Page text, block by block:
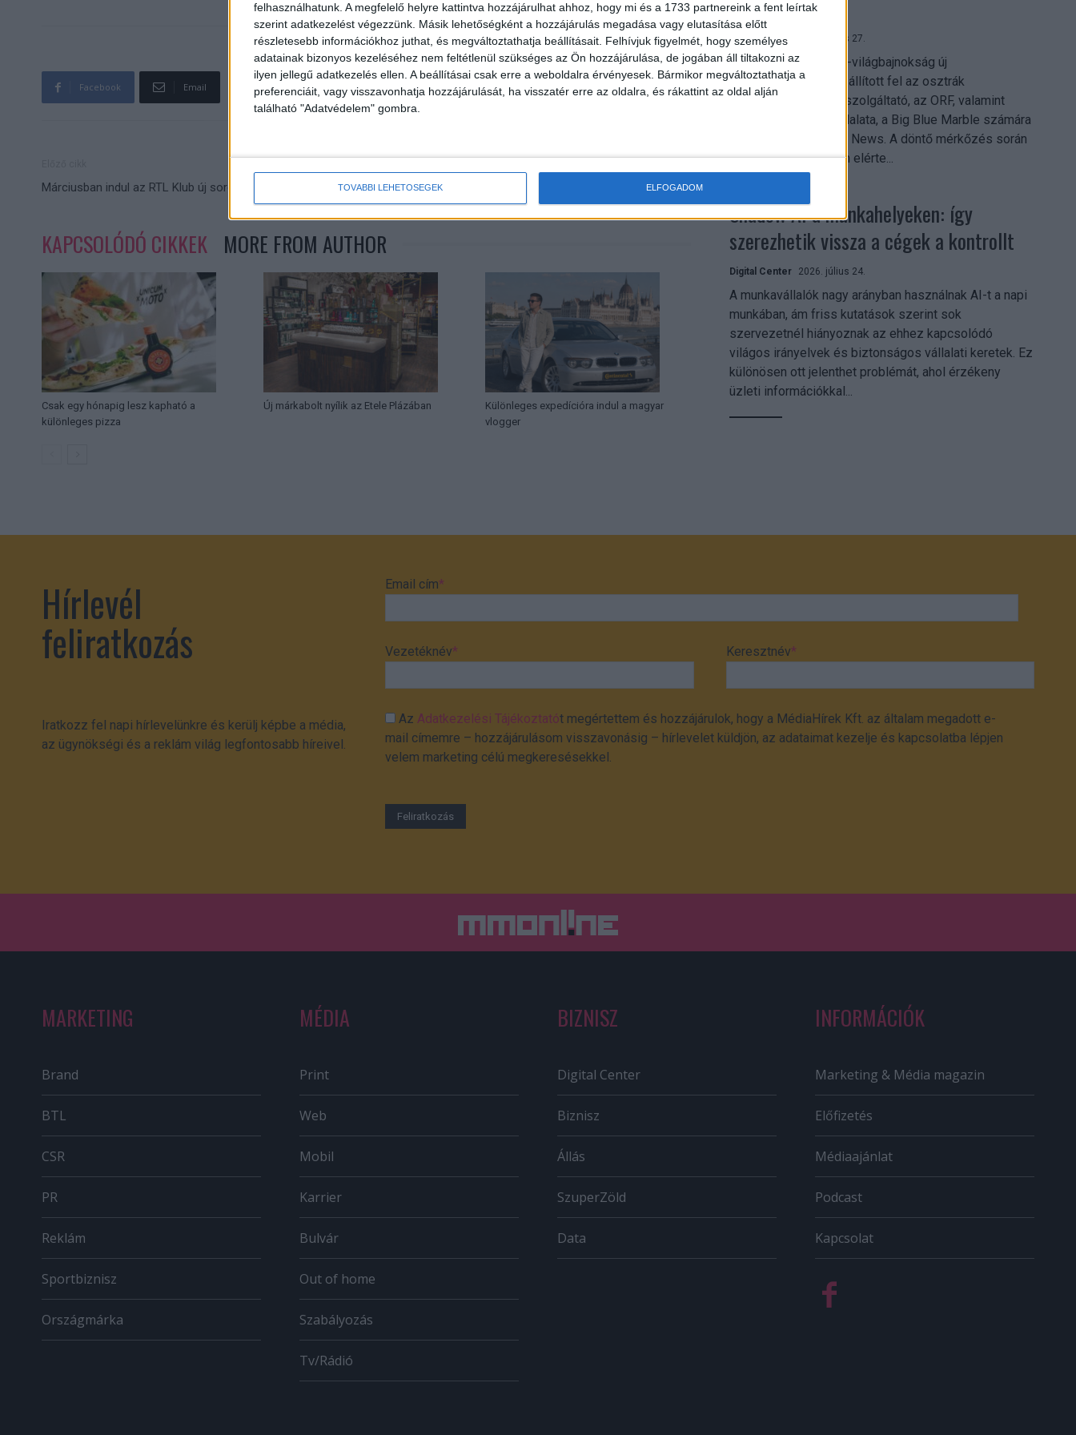
felhasználhatunk. A megfelelő helyre kattintva hozzájárulhat ahhoz, hogy mi és a 1733 partnereink a fent leírtak
szerint adatkezelést végezzünk. Másik lehetőségként a hozzájárulás megadása vagy elutasítása előtt
részletesebb információkhoz juthat, és megváltoztathatja beállításait. Felhívjuk figyelmét, hogy személyes
adatainak bizonyos kezeléséhez nem feltétlenül szükséges az Ön hozzájárulása, de jogában áll tiltakozni az
ilyen jellegű adatkezelés ellen. A beállításai csak erre a weboldalra érvényesek. Bármikor megváltoztathatja a
preferenciáit, vagy visszavonhatja hozzájárulását, ha visszatér erre az oldalra, és rákattint az oldal alján
található "Adatvédelem" gombra.
TOVÁBBI LEHETŐSÉGEK ELFOGADOM
Facebook Email
Márciusban indul az RTL Klub új sorozata Rengeteg sör fogyott karácsonykor
KAPCSOLÓDÓ CIKKEK MORE FROM AUTHOR
Csak egy hónapig lesz kapható a
különleges pizza
Új márkabolt nyílik az Etele Plázában
Különleges expedícióra indul a magyar
vlogger
mindent vitt
Digital Center 2026. július 27.
A 2026-os labdarúgó-világbajnokság új
streamingrekordokat állított fel az osztrák
közszolgálati műsorszolgáltató, az ORF, valamint
technológiai leányvállalata, a Big Blue Marble számára
– írja a Broadband TV News. A döntő mérkőzés során
az átlagos nézőszám elérte...
Shadow AI a munkahelyeken: így
szerezhetik vissza a cégek a kontrollt
Digital Center 2026. július 24.
A munkavállalók nagy arányban használnak AI-t a napi
munkában, ám friss kutatások szerint sok
szervezetnél hiányoznak az ehhez kapcsolódó
világos irányelvek és biztonságos vállalati keretek. Ez
különösen ott jelenthet problémát, ahol érzékeny
üzleti információkkal...
Hírlevél
feliratkozás
Iratkozz fel napi hírlevelünkre és kerülj képbe a média,
az ügynökségi és a reklám világ legfontosabb híreivel.
Email cím*
Vezetéknév* Keresztnév*
AzAdatkezelési Tájékoztatót megértettem és hozzájárulok, hogy a MédiaHírek Kft. az általam megadott e-
mail címemre – hozzájárulásom visszavonásig – hírlevelet küldjön, az adataimat kezelje és kapcsolatba lépjen
velem marketing célú megkeresésekkel.
MARKETING
Brand
BTL
CSR
PR
Reklám
Sportbiznisz
Országmárka
MÉDIA
Print
Web
Mobil
Karrier
Bulvár
Out of home
Szabályozás
Tv/Rádió
BIZNISZ
Digital Center
Biznisz
Állás
SzuperZöld
Data
INFORMÁCIÓK
Marketing & Média magazin
Előfizetés
Médiaajánlat
Podcast
Kapcsolat